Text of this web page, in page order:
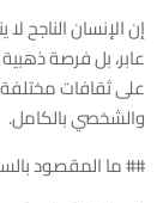
إن الإنسان الناجح
عابر، بل فرصة
على ثقافات
والشخصي بالكامل.
## ما المقصود